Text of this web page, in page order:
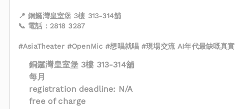
📍 銅鑼灣皇室堡 3樓 313-314舖
📞 電話：2818 3287
#AsiaTheater #OpenMic #想唱就唱 #現場交流 AI年代最缺嘅真實
銅鑼灣皇室堡 3樓 313-314舖
每月
registration deadline: N/A
free of charge